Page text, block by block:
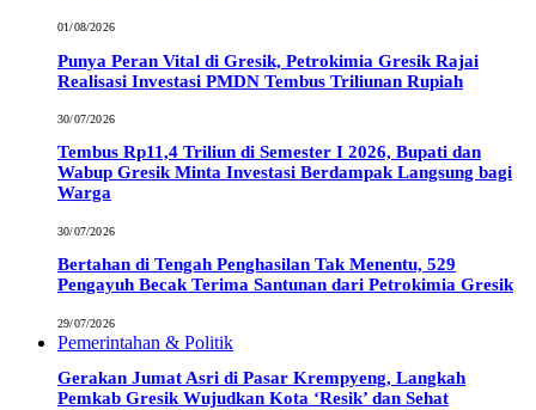
01/08/2026
Punya Peran Vital di Gresik, Petrokimia Gresik Rajai
Realisasi Investasi PMDN Tembus Triliunan Rupiah
30/07/2026
Tembus Rp11,4 Triliun di Semester I 2026, Bupati dan
Wabup Gresik Minta Investasi Berdampak Langsung bagi
Warga
30/07/2026
Bertahan di Tengah Penghasilan Tak Menentu, 529
Pengayuh Becak Terima Santunan dari Petrokimia Gresik
29/07/2026
Pemerintahan & Politik
Gerakan Jumat Asri di Pasar Krempyeng, Langkah
Pemkab Gresik Wujudkan Kota ‘Resik’ dan Sehat